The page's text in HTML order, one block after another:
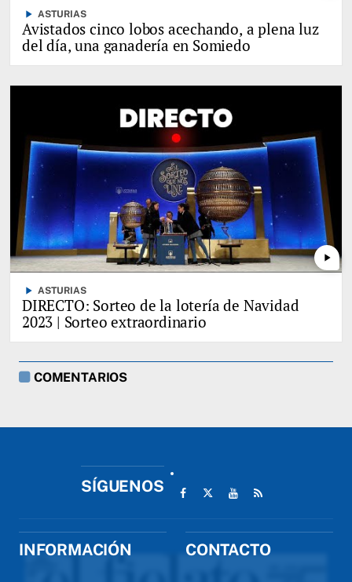
play_arrow ASTURIAS
Avistados cinco lobos acechando, a plena luz
del día, una ganadería en Somiedo
play_arrow
play_arrow ASTURIAS
DIRECTO: Sorteo de la lotería de Navidad
2023 | Sorteo extraordinario
COMENTARIOS
SÍGUENOS
INFORMACIÓN CONTACTO